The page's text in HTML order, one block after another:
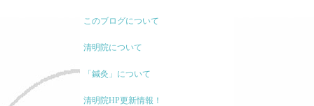
このブログについて
清明院について
「鍼灸」について
清明院HP更新情報！